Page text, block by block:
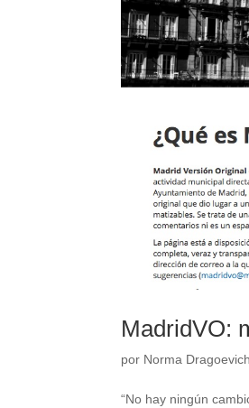
MadridVO:
por Norma Dragoevich
“No hay ningún